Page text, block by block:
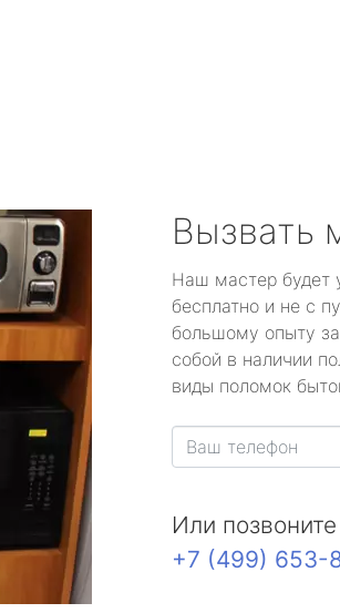
Вызвать
Наш мастер будет
бесплатно и не с
большому опыту
собой в наличии
виды поломок
Или
+7 (499) 653-